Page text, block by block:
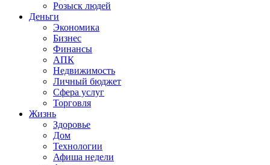
Розыск людей
Деньги
Экономика
Бизнес
Финансы
АПК
Недвижимость
Личный бюджет
Сфера услуг
Торговля
Жизнь
Здоровье
Дом
Технологии
Афиша недели